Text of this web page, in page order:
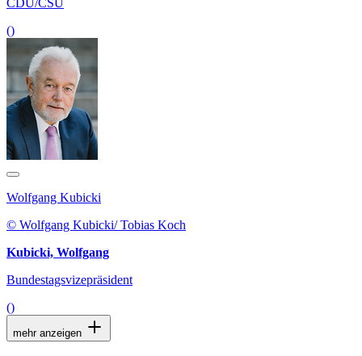
CDU/CSU
()
Wolfgang Kubicki
© Wolfgang Kubicki/ Tobias Koch
Kubicki, Wolfgang
Bundestagsvizepräsident
()
mehr anzeigen